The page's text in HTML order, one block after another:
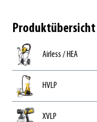
Produktübersicht
Airless / HEA
HVLP
XVLP